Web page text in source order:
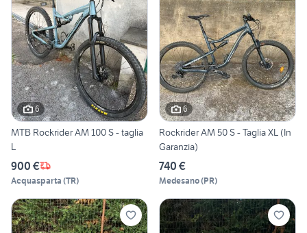
6
MTB Rockrider AM 100 S - taglia
L
900 €
Acquasparta (TR)
6
Rockrider AM 50 S - Taglia XL (In
Garanzia)
740 €
Medesano(PR)